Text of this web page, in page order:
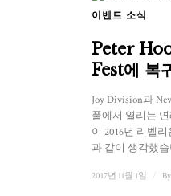
이벤트 소식
Peter
Fest에 복
Joy Division과
풀에서 열리는
이 2016년 리벨
과 같이 생각했습
2017년 11월 1일 By